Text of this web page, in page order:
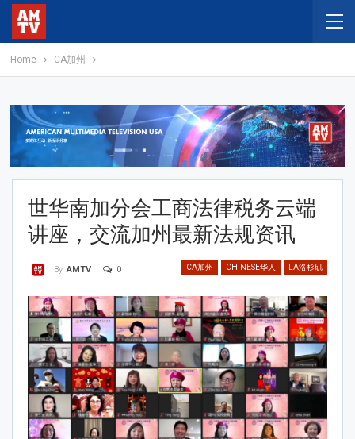
Home CA加州
世华南加分会工商法律税务云端
讲座，交流加州最新法规资讯
CA加州 CHINESE华人 LA洛杉矶
By AMTV 0